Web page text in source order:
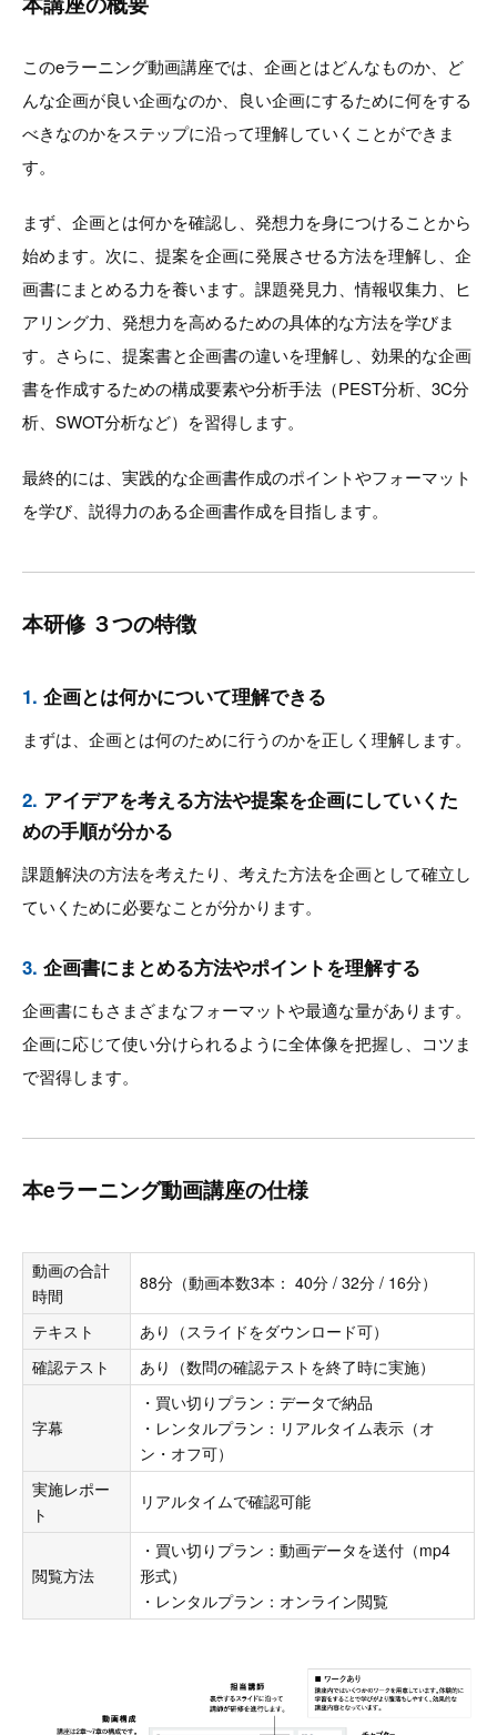
このeラーニング動画講座では、企画とはどんなものか、ど
んな企画が良い企画なのか、良い企画にするために何をする
べきなのかをステップに沿って理解していくことができま
す。
まず、企画とは何かを確認し、発想力を身につけることから
始めます。次に、提案を企画に発展させる方法を理解し、企
画書にまとめる力を養います。課題発見力、情報収集力、ヒ
アリング力、発想力を高めるための具体的な方法を学びま
す。さらに、提案書と企画書の違いを理解し、効果的な企画
書を作成するための構成要素や分析手法（PEST分析、3C分
析、SWOT分析など）を習得します。
最終的には、実践的な企画書作成のポイントやフォーマット
を学び、説得力のある企画書作成を目指します。
本研修 ３つの特徴
1. 企画とは何かについて理解できる
まずは、企画とは何のために行うのかを正しく理解します。
2. アイデアを考える方法や提案を企画にしていくた
めの手順が分かる
課題解決の方法を考えたり、考えた方法を企画として確立し
ていくために必要なことが分かります。
3. 企画書にまとめる方法やポイントを理解する
企画書にもさまざまなフォーマットや最適な量があります。
企画に応じて使い分けられるように全体像を把握し、コツま
で習得します。
本eラーニング動画講座の仕様
動画の合計
時間
88分（動画本数3本： 40分 / 32分 / 16分）
テキスト
あり（スライドをダウンロード可）
確認テスト
あり（数問の確認テストを終了時に実施）
字幕
・買い切りプラン：データで納品
・レンタルプラン：リアルタイム表示（オ
ン・オフ可）
実施レポー
ト
リアルタイムで確認可能
閲覧方法
・買い切りプラン：動画データを送付（mp4
形式）
・レンタルプラン：オンライン閲覧